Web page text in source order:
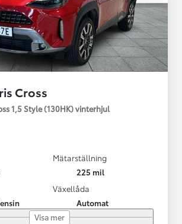
Cross
1,5 Style (130HK) vinterhjul
Mätarställning
225 mil
Växellåda
Automat
Visa mer